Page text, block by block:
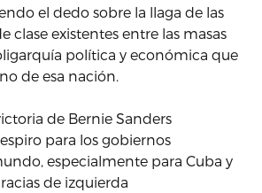
el dedo sobre la llaga de las
clase existentes entre las masas
política y económica que
de esa nación.
de Bernie Sanders
para los gobiernos
especialmente para Cuba y
de izquierda